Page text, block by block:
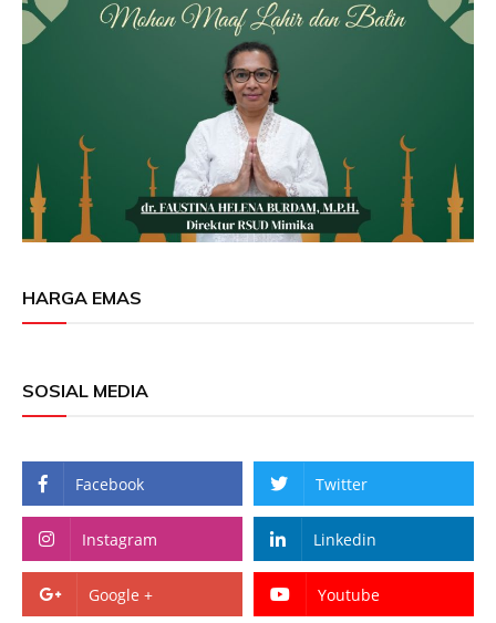
HARGA EMAS
SOSIAL MEDIA
Facebook Twitter
Instagram Linkedin
Google + Youtube